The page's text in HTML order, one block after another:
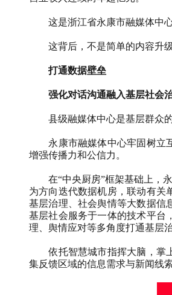
这是浙江省永康市融媒体中
这背后，不是简单的内容升
打通数据壁垒
强化对话沟通融入基层社会
县级融媒体中心是基层群众
永康市融媒体中心牢固树立
增强传播力和公信力。
在“中央厨房”框架基础上，
为方向迭代数据机房，联动有关
基层治理、社会舆情等大数据信
基层社会服务于一体的技术平台
理、舆情应对等多角度打通基层
依托智慧城市指挥大脑，掌
集反馈区域的信息需求与新闻线